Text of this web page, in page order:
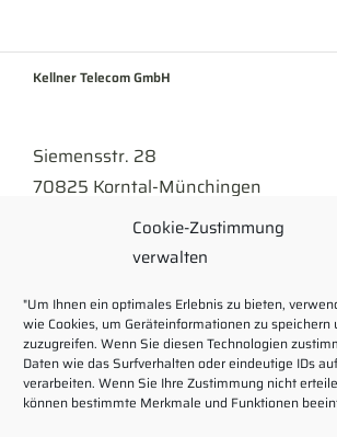
Cookie-Zustimmung
verwalten
"Um Ihnen ein optimales Erlebnis zu bieten,
wie Cookies, um Geräteinformationen zu speichern
zuzugreifen. Wenn Sie diesen Technologien
Daten wie das Surfverhalten oder eindeutige IDs
verarbeiten. Wenn Sie Ihre Zustimmung nicht
können bestimmte Merkmale und Funktionen
Kellner Telecom GmbH
Siemensstr. 28
70825 Korntal-Münchingen
07150 . 9430-300
Impressum
Rechtliche Hinweise